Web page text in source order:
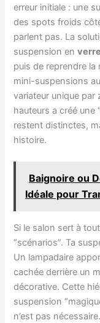
erreur initiale : une
des spots froids
parlent pas. La
suspension en
puis de reprendre
mini-suspensions
variateur unique par
hauteurs a créé une
restent distinctes,
histoire.
Baignoire ou
Idéale pour
Si le salon sert à
“scénarios”. Ta
Un lampadaire
cachée derrière un
décorative. Cette
suspension
n’est pas nécessaire.